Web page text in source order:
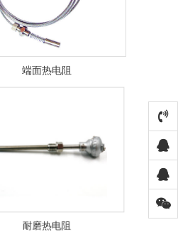
端面热电阻
耐磨热电阻